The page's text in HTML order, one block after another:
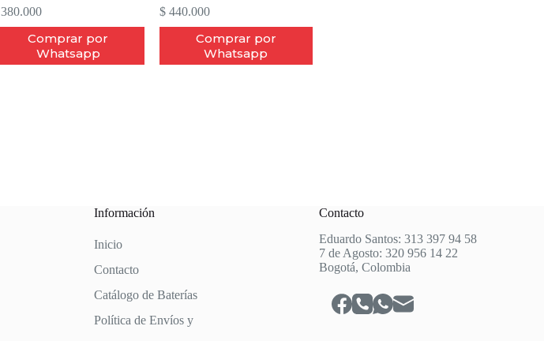
380.000
Comprar por
Whatsapp
$440.000
Comprar por
Whatsapp
Información
Inicio
Contacto
Catálogo de Baterías
Política de Envíos y
Contacto
Eduardo Santos: 313 397 94 58
7 de Agosto: 320 956 14 22
Bogotá, Colombia